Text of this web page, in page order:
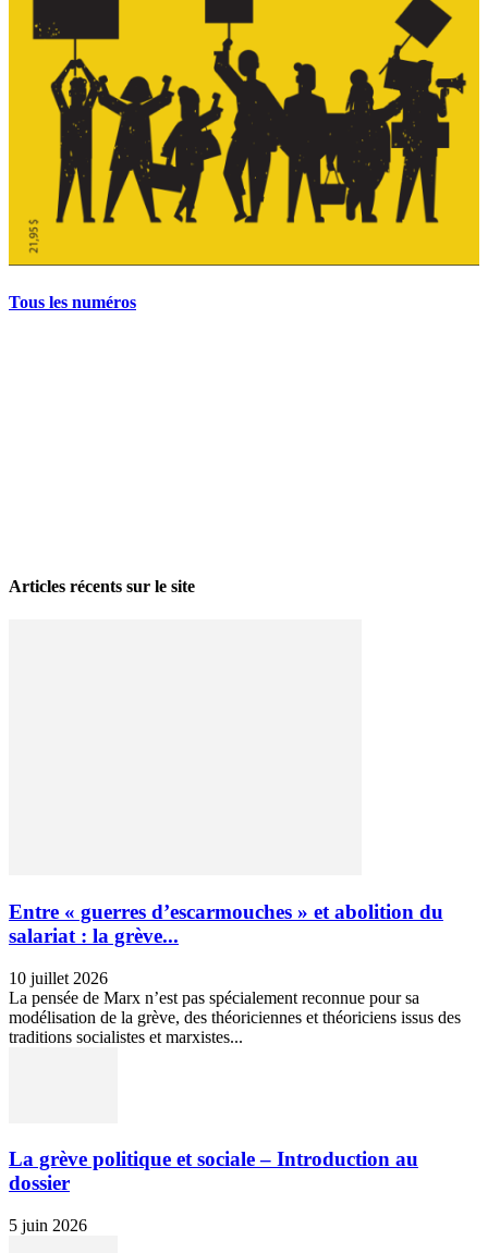
Tous les numéros
Articles récents sur le site
Entre « guerres d’escarmouches » et abolition du
salariat : la grève...
10 juillet 2026
La pensée de Marx n’est pas spécialement reconnue pour sa
modélisation de la grève, des théoriciennes et théoriciens issus des
traditions socialistes et marxistes...
La grève politique et sociale – Introduction au
dossier
5 juin 2026